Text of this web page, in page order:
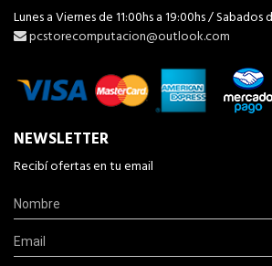
Lunes a Viernes de 11:00hs a 19:00hs / Sabados
pcstorecomputacion@outlook.com
NEWSLETTER
Recibí ofertas en tu email